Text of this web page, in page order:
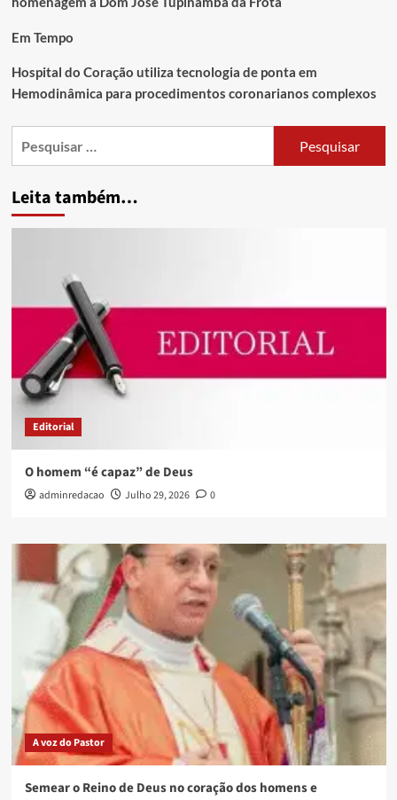
Em Tempo
Hospital do Coração utiliza tecnologia de ponta em
Hemodinâmica para procedimentos coronarianos complexos
Leita também…
Editorial
O homem “é capaz” de Deus
adminredacao Julho 29, 2026 0
A voz do Pastor
Semear o Reino de Deus no coração dos homens e